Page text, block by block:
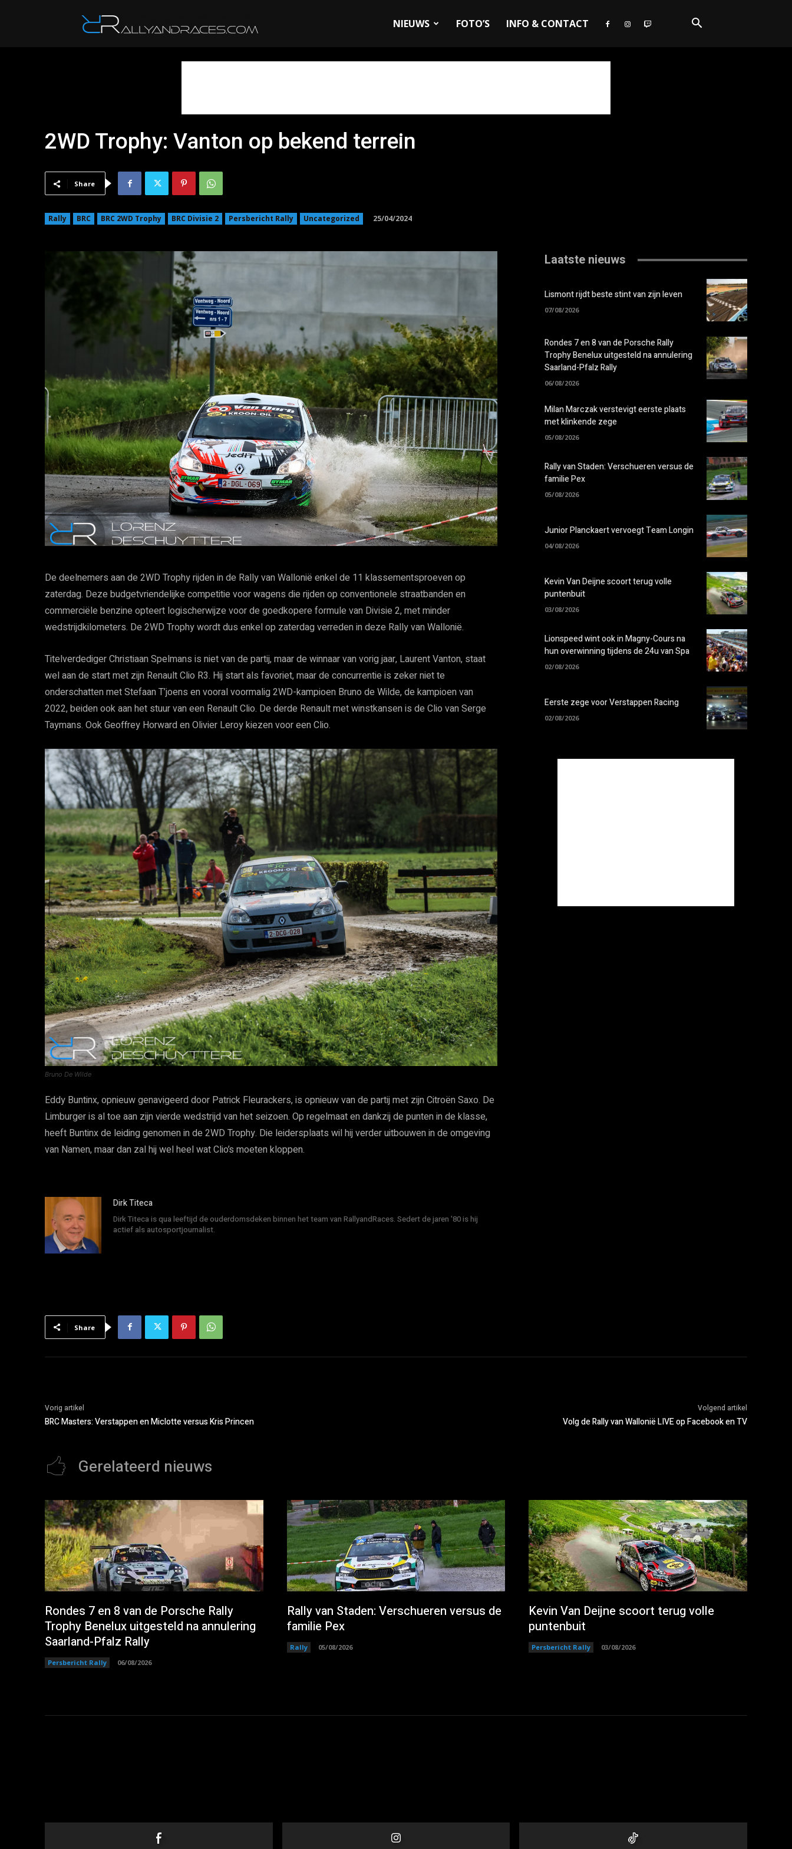
NIEUWS FOTO’S INFO & CONTACT
2WD Trophy: Vanton op bekend terrein
Share
Rally BRC BRC 2WD Trophy BRC Divisie 2 Persbericht Rally Uncategorized 25/04/2024
De deelnemers aan de 2WD Trophy rijden in de Rally van Wallonië enkel de 11 klassementsproeven op
zaterdag. Deze budgetvriendelijke competitie voor wagens die rijden op conventionele straatbanden en
commerciële benzine opteert logischerwijze voor de goedkopere formule van Divisie 2, met minder
wedstrijdkilometers. De 2WD Trophy wordt dus enkel op zaterdag verreden in deze Rally van Wallonië.
Titelverdediger Christiaan Spelmans is niet van de partij, maar de winnaar van vorig jaar, Laurent Vanton, staat
wel aan de start met zijn Renault Clio R3. Hij start als favoriet, maar de concurrentie is zeker niet te
onderschatten met Stefaan T’joens en vooral voormalig 2WD-kampioen Bruno de Wilde, de kampioen van
2022, beiden ook aan het stuur van een Renault Clio. De derde Renault met winstkansen is de Clio van Serge
Taymans. Ook Geoffrey Horward en Olivier Leroy kiezen voor een Clio.
Bruno De Wilde
Eddy Buntinx, opnieuw genavigeerd door Patrick Fleurackers, is opnieuw van de partij met zijn Citroën Saxo. De
Limburger is al toe aan zijn vierde wedstrijd van het seizoen. Op regelmaat en dankzij de punten in de klasse,
heeft Buntinx de leiding genomen in de 2WD Trophy. Die leidersplaats wil hij verder uitbouwen in de omgeving
van Namen, maar dan zal hij wel heel wat Clio’s moeten kloppen.
Dirk Titeca
Dirk Titeca is qua leeftijd de ouderdomsdeken binnen het team van RallyandRaces. Sedert de jaren '80 is hij
actief als autosportjournalist.
Laatste nieuws
Lismont rijdt beste stint van zijn leven
07/08/2026
Rondes 7 en 8 van de Porsche Rally
Trophy Benelux uitgesteld na annulering
Saarland-Pfalz Rally
06/08/2026
Milan Marczak verstevigt eerste plaats
met klinkende zege
05/08/2026
Rally van Staden: Verschueren versus de
familie Pex
05/08/2026
Junior Planckaert vervoegt Team Longin
04/08/2026
Kevin Van Deijne scoort terug volle
puntenbuit
03/08/2026
Lionspeed wint ook in Magny-Cours na
hun overwinning tijdens de 24u van Spa
02/08/2026
Eerste zege voor Verstappen Racing
02/08/2026
Share
Vorig artikel
BRC Masters: Verstappen en Miclotte versus Kris Princen
Volgend artikel
Volg de Rally van Wallonië LIVE op Facebook en TV
Gerelateerd nieuws
Rondes 7 en 8 van de Porsche Rally
Trophy Benelux uitgesteld na annulering
Saarland-Pfalz Rally
Persbericht Rally 06/08/2026
Rally van Staden: Verschueren versus de
familie Pex
Rally 05/08/2026
Kevin Van Deijne scoort terug volle
puntenbuit
Persbericht Rally 03/08/2026